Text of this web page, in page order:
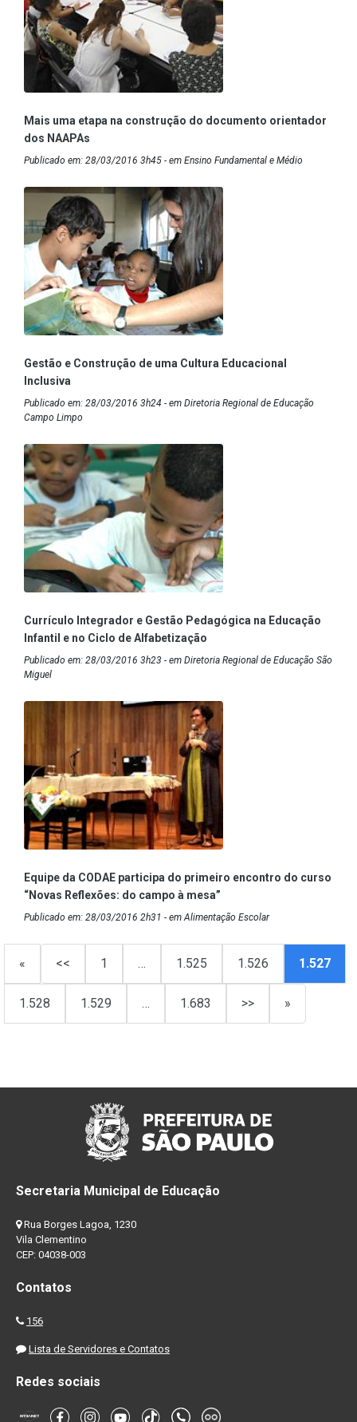
Mais uma etapa na construção do documento orientador
dos NAAPAs
Publicado em: 28/03/2016 3h45 - em Ensino Fundamental e Médio
Gestão e Construção de uma Cultura Educacional
Inclusiva
Publicado em: 28/03/2016 3h24 - em Diretoria Regional de Educação
Campo Limpo
Currículo Integrador e Gestão Pedagógica na Educação
Infantil e no Ciclo de Alfabetização
Publicado em: 28/03/2016 3h23 - em Diretoria Regional de Educação São
Miguel
Equipe da CODAE participa do primeiro encontro do curso
“Novas Reflexões: do campo à mesa”
Publicado em: 28/03/2016 2h31 - em Alimentação Escolar
« << 1 … 1.525 1.526 1.527
1.528 1.529 … 1.683 >> »
Secretaria Municipal de Educação
Rua Borges Lagoa, 1230
Vila Clementino
CEP: 04038-003
Contatos
156
Lista de Servidores e Contatos
Redes sociais